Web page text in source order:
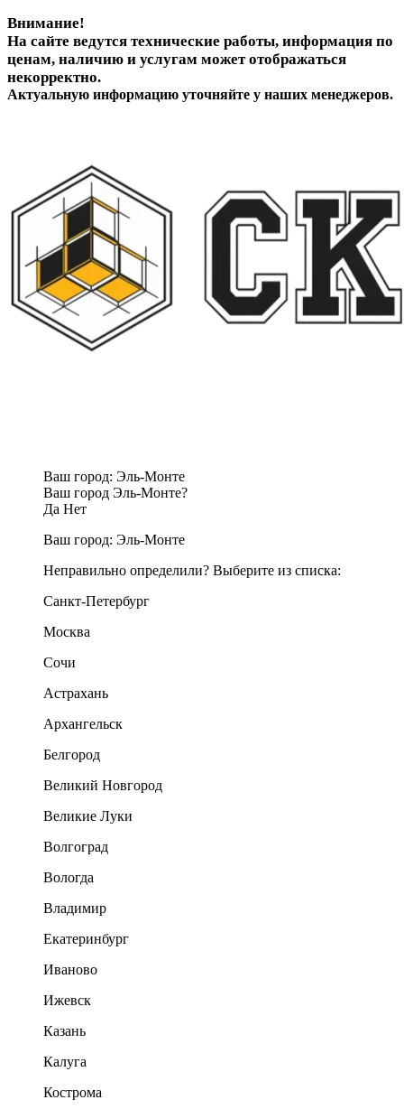
Внимание!
На сайте ведутся технические работы, информация по
ценам, наличию и услугам может отображаться
некорректно.
Актуальную информацию уточняйте у наших менеджеров.
Ваш город: Эль-Монте
Ваш город Эль-Монте?
Да Нет
Ваш город: Эль-Монте
Неправильно определили? Выберите из списка:
Санкт-Петербург
Москва
Сочи
Астрахань
Архангельск
Белгород
Великий Новгород
Великие Луки
Волгоград
Вологда
Владимир
Екатеринбург
Иваново
Ижевск
Казань
Калуга
Кострома